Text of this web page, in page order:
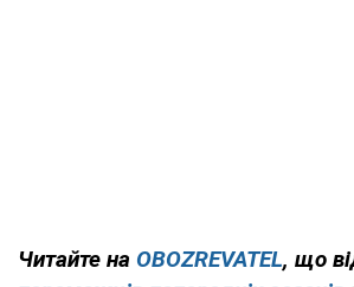
Читайте на OBOZREVATEL, що